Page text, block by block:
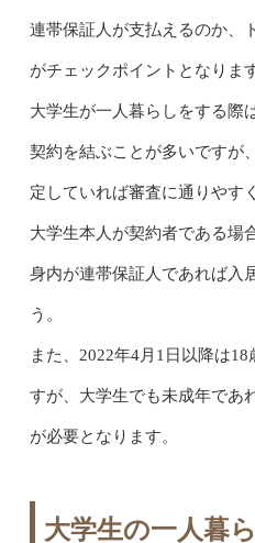
連帯保証人が支払えるのか、
がチェックポイントとなりま
大学生が一人暮らしをする際
契約を結ぶことが多いですが
定していれば審査に通りやす
大学生本人が契約者である場
身内が連帯保証人であれば入
う。
また、2022年4月1日以降は
すが、大学生でも未成年であ
が必要となります。
大学生の一人暮